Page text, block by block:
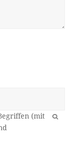
OK